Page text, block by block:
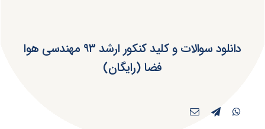
دانلود سوالات و کلید کنکور ارشد ۹۳ مهندسی هوا
فضا (رایگان)